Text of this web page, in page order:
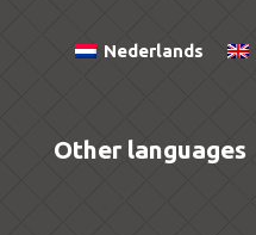
Nederlands
Other languages